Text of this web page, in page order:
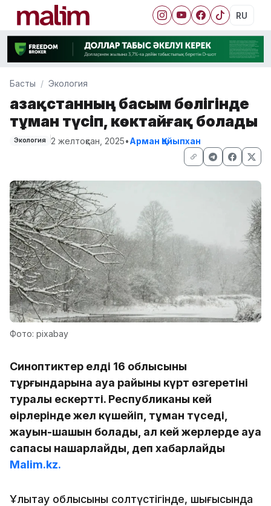
RU
Басты Экология
Қазақстанның басым бөлігінде
тұман түсіп, көктайғақ болады
Экология 2 желтоқсан, 2025•Арман Қайыпхан
Фото: pixabay
Синоптиктер елдің 16 облысының
тұрғындарына ауа райының күрт өзгеретіні
туралы ескертті. Республиканың кей
өңірлерінде жел күшейіп, тұман түседі,
жауын-шашын болады, ал кей жерлерде ауа
сапасы нашарлайды, деп хабарлайды
Malim.kz.
Ұлытау облысының солтүстігінде, шығысында